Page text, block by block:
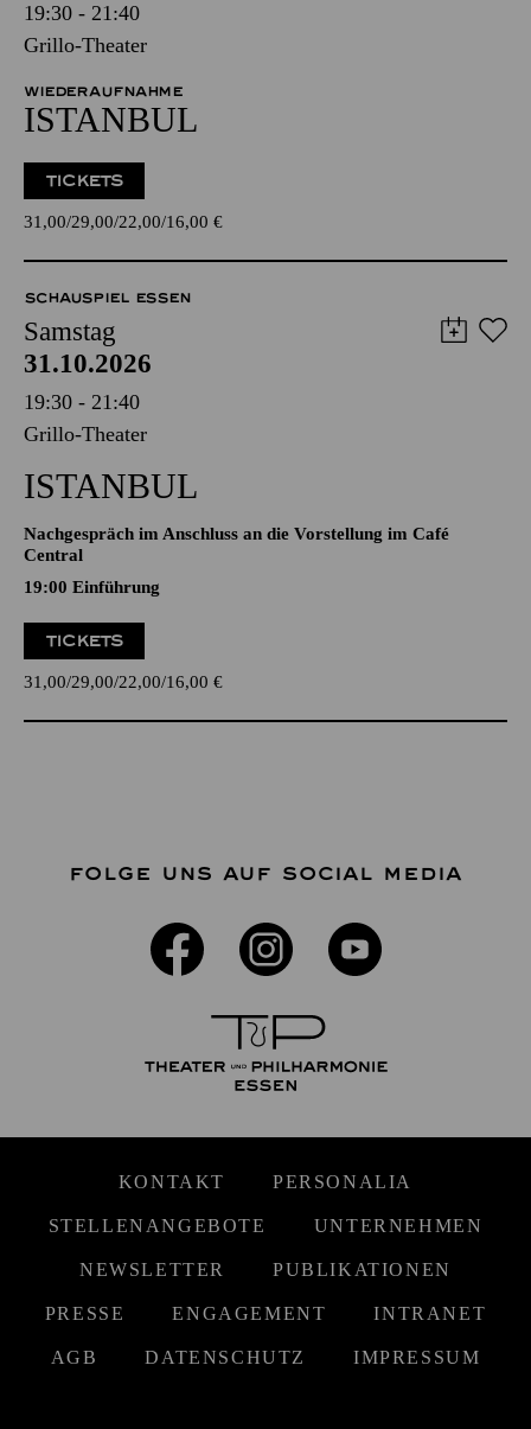
19:30 - 21:40
Grillo-Theater
WIEDERAUFNAHME
ISTANBUL
TICKETS
31,00 29,00 22,00 16,00 €
SCHAUSPIEL ESSEN
Samstag
31.10.2026
19:30 - 21:40
Grillo-Theater
ISTANBUL
Nachgespräch im Anschluss an die Vorstellung im Café
Central
19:00 Einführung
TICKETS
31,00 29,00 22,00 16,00 €
FOLGE UNS AUF SOCIAL MEDIA
KONTAKT PERSONALIA
STELLENANGEBOTE UNTERNEHMEN
NEWSLETTER PUBLIKATIONEN
PRESSE ENGAGEMENT INTRANET
AGB DATENSCHUTZ IMPRESSUM